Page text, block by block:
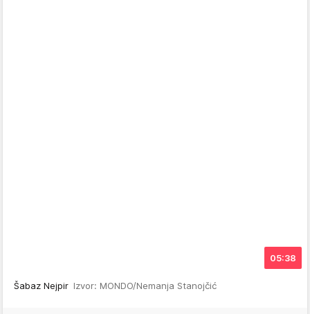
05:38
Šabaz Nejpir Izvor: MONDO/Nemanja Stanojčić